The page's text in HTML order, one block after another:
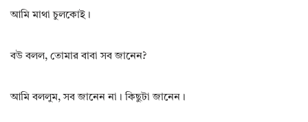
আমি মাথা চুলকোই।
বউ বলল, তোমার বাবা সব জানেন?
আমি বললুম, সব জানেন না। কিছুটা জানেন।